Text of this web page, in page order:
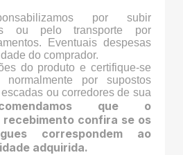
por subir
ou pelo transporte por
Eventuais despesas
do comprador.
do produto e certifique-se
por supostos
ou corredores de sua
que o
recebimento confira se os
correspondem ao
adquirida.